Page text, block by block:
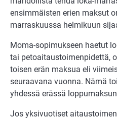
ensimmäisten erien maksut
marraskuussa helmikuun
Moma-sopimukseen haetut
tai petoaitaustoimenpidettä,
toisen erän maksua eli
seuraavana vuonna. Nämä
yhdessä erässä
Jos yksivuotiset